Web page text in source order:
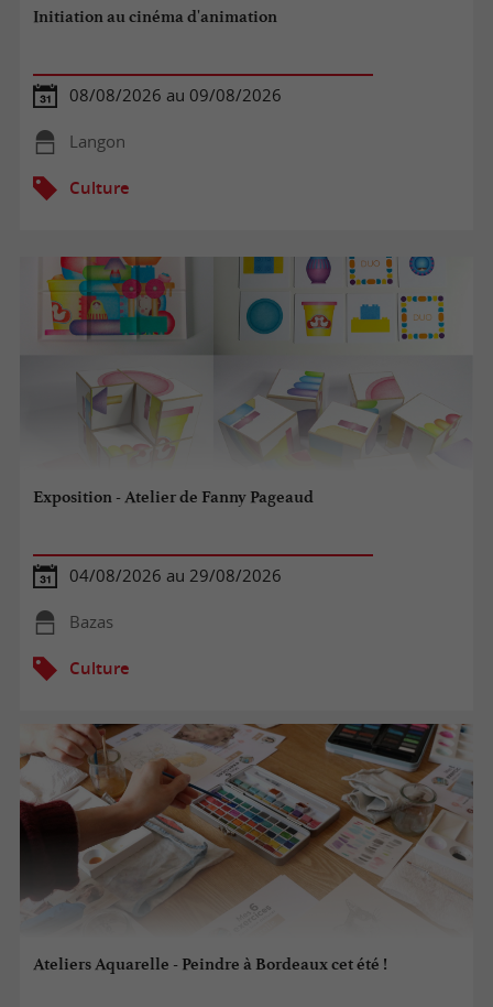
Initiation au cinéma d'animation
08/08/2026 au 09/08/2026
Langon
Culture
Exposition - Atelier de Fanny Pageaud
04/08/2026 au 29/08/2026
Bazas
Culture
Ateliers Aquarelle - Peindre à Bordeaux cet été !